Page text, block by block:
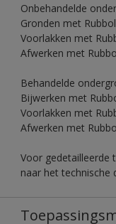
Onbehandelde
Gronden met
Voorlakken met
Afwerken met
Behandelde
Bijwerken met
Voorlakken met
Afwerken met
Voor gedetailleerde
naar het technische